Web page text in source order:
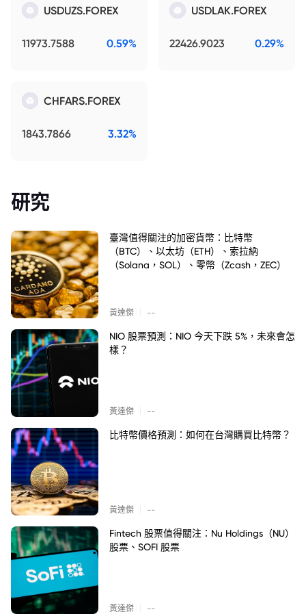
USDUZS.FOREX
11973.7588 0.59%
USDLAK.FOREX
22426.9023 0.29%
CHFARS.FOREX
1843.7866 3.32%
研究
臺灣值得關注的加密貨幣：比特幣
（BTC）、以太坊（ETH）、索拉納
（Solana，SOL）、零幣（Zcash，ZEC）
黃達傑 --
NIO 股票預測：NIO 今天下跌 5%，未來會怎
樣？
黃達傑 --
比特幣價格預測：如何在台灣購買比特幣？
黃達傑 --
Fintech 股票值得關注：Nu Holdings（NU）
股票、SOFI 股票
黃達傑 --